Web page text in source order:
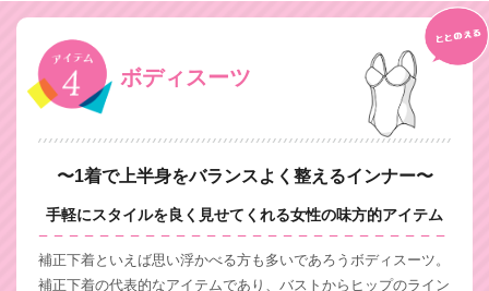
ボディスーツ
〜1着で上半身をバランスよく整えるインナー〜
手軽にスタイルを良く見せてくれる女性の味方的アイテム
補正下着といえば思い浮かべる方も多いであろうボディスーツ。
補正下着の代表的なアイテムであり、バストからヒップのライン